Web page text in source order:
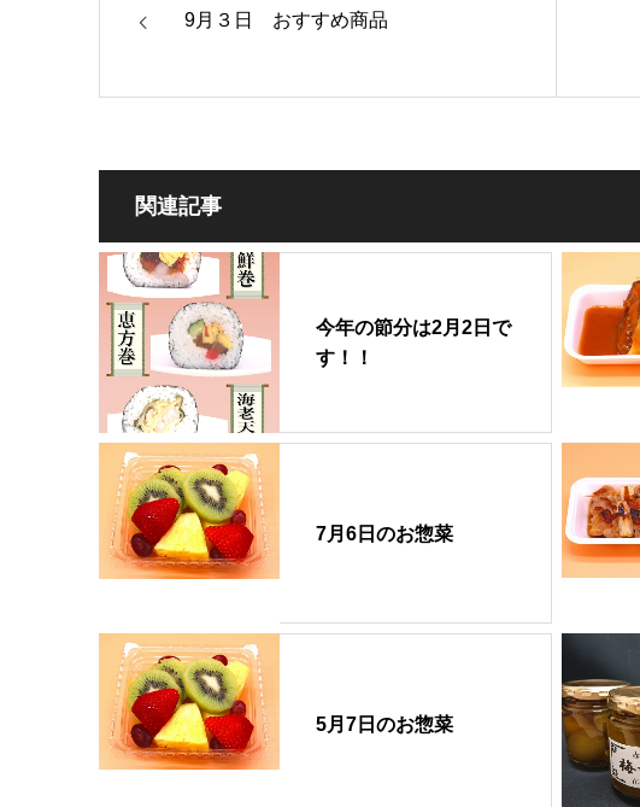
9月３日 おすすめ商品
関連記事
今年の節分は2月2日で
す！！
7月6日のお惣菜
5月7日のお惣菜